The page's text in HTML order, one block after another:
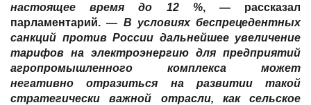
настоящее время до 12 %, — рассказал
парламентарий. — В условиях беспрецедентных
санкций против России дальнейшее увеличение
тарифов на электроэнергию для предприятий
агропромышленного комплекса может
негативно отразиться на развитии такой
стратегически важной отрасли, как сельское